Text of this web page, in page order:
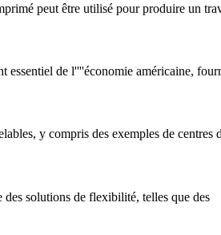
peut être utilisé pour produire un
de l''''économie américaine,
y compris des exemples de centres
solutions de flexibilité, telles que des